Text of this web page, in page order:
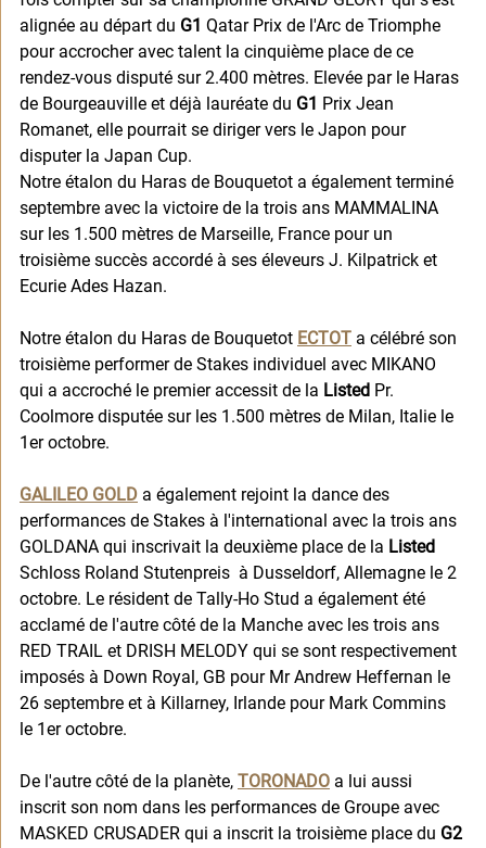
alignée au départ du G1 Qatar Prix de l'Arc de Triomphe
pour accrocher avec talent la cinquième place de ce
rendez-vous disputé sur 2.400 mètres. Elevée par le Haras
de Bourgeauville et déjà lauréate du G1 Prix Jean
Romanet, elle pourrait se diriger vers le Japon pour
disputer la Japan Cup.
Notre étalon du Haras de Bouquetot a également terminé
septembre avec la victoire de la trois ans MAMMALINA
sur les 1.500 mètres de Marseille, France pour un
troisième succès accordé à ses éleveurs J. Kilpatrick et
Ecurie Ades Hazan.
Notre étalon du Haras de Bouquetot ECTOT a célébré son
troisième performer de Stakes individuel avec MIKANO
qui a accroché le premier accessit de la Listed Pr.
Coolmore disputée sur les 1.500 mètres de Milan, Italie le
1er octobre.
GALILEO GOLD a également rejoint la dance des
performances de Stakes à l'international avec la trois ans
GOLDANA qui inscrivait la deuxième place de la Listed
Schloss Roland Stutenpreis  à Dusseldorf, Allemagne le 2
octobre. Le résident de Tally-Ho Stud a également été
acclamé de l'autre côté de la Manche avec les trois ans
RED TRAIL et DRISH MELODY qui se sont respectivement
imposés à Down Royal, GB pour Mr Andrew Heffernan le
26 septembre et à Killarney, Irlande pour Mark Commins
le 1er octobre.
De l'autre côté de la planète, TORONADO a lui aussi
inscrit son nom dans les performances de Groupe avec
MASKED CRUSADER qui a inscrit la troisième place du G2